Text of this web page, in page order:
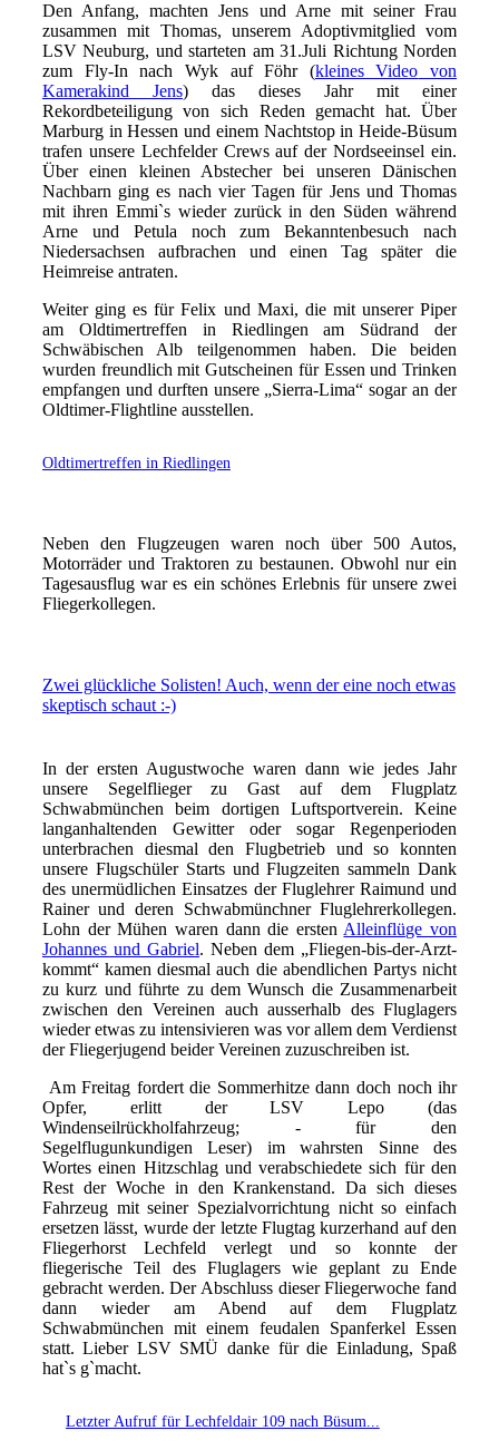
Den Anfang, machten Jens und Arne mit seiner Frau
zusammen mit Thomas, unserem Adoptivmitglied vom
LSV Neuburg, und starteten am 31.Juli Richtung Norden
zum Fly-In nach Wyk auf Föhr (kleines Video von
Kamerakind Jens) das dieses Jahr mit einer
Rekordbeteiligung von sich Reden gemacht hat. Über
Marburg in Hessen und einem Nachtstop in Heide-Büsum
trafen unsere Lechfelder Crews auf der Nordseeinsel ein.
Über einen kleinen Abstecher bei unseren Dänischen
Nachbarn ging es nach vier Tagen für Jens und Thomas
mit ihren Emmi`s wieder zurück in den Süden während
Arne und Petula noch zum Bekanntenbesuch nach
Niedersachsen aufbrachen und einen Tag später die
Heimreise antraten.
Weiter ging es für Felix und Maxi, die mit unserer Piper
am Oldtimertreffen in Riedlingen am Südrand der
Schwäbischen Alb teilgenommen haben. Die beiden
wurden freundlich mit Gutscheinen für Essen und Trinken
empfangen und durften unsere „Sierra-Lima“ sogar an der
Oldtimer-Flightline ausstellen.
Oldtimertreffen in Riedlingen
Neben den Flugzeugen waren noch über 500 Autos,
Motorräder und Traktoren zu bestaunen. Obwohl nur ein
Tagesausflug war es ein schönes Erlebnis für unsere zwei
Fliegerkollegen.
Zwei glückliche Solisten! Auch, wenn der eine noch etwas
skeptisch schaut :-)
In der ersten Augustwoche waren dann wie jedes Jahr
unsere Segelflieger zu Gast auf dem Flugplatz
Schwabmünchen beim dortigen Luftsportverein. Keine
langanhaltenden Gewitter oder sogar Regenperioden
unterbrachen diesmal den Flugbetrieb und so konnten
unsere Flugschüler Starts und Flugzeiten sammeln Dank
des unermüdlichen Einsatzes der Fluglehrer Raimund und
Rainer und deren Schwabmünchner Fluglehrerkollegen.
Lohn der Mühen waren dann die ersten Alleinflüge von
Johannes und Gabriel. Neben dem „Fliegen-bis-der-Arzt-
kommt“ kamen diesmal auch die abendlichen Partys nicht
zu kurz und führte zu dem Wunsch die Zusammenarbeit
zwischen den Vereinen auch ausserhalb des Fluglagers
wieder etwas zu intensivieren was vor allem dem Verdienst
der Fliegerjugend beider Vereinen zuzuschreiben ist.
Am Freitag fordert die Sommerhitze dann doch noch ihr
Opfer, erlitt der LSV Lepo (das
Windenseilrückholfahrzeug; - für den
Segelflugunkundigen Leser) im wahrsten Sinne des
Wortes einen Hitzschlag und verabschiedete sich für den
Rest der Woche in den Krankenstand. Da sich dieses
Fahrzeug mit seiner Spezialvorrichtung nicht so einfach
ersetzen lässt, wurde der letzte Flugtag kurzerhand auf den
Fliegerhorst Lechfeld verlegt und so konnte der
fliegerische Teil des Fluglagers wie geplant zu Ende
gebracht werden. Der Abschluss dieser Fliegerwoche fand
dann wieder am Abend auf dem Flugplatz
Schwabmünchen mit einem feudalen Spanferkel Essen
statt. Lieber LSV SMÜ danke für die Einladung, Spaß
hat`s g`macht.
Letzter Aufruf für Lechfeldair 109 nach Büsum...